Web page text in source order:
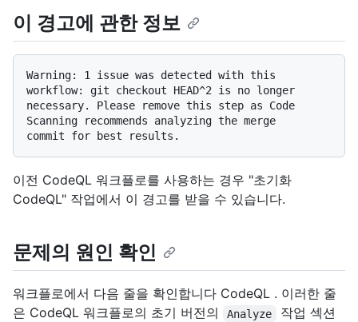
이 경고에 관한 정보
Warning: 1 issue was detected with this
workflow: git checkout HEAD^2 is no longer
necessary. Please remove this step as Code
Scanning recommends analyzing the merge
이전 CodeQL 워크플로를 사용하는 경우 "초기화
CodeQL" 작업에서 이 경고를 받을 수 있습니다.
문제의 원인 확인
워크플로에서 다음 줄을 확인합니다 CodeQL . 이러한 줄
은 CodeQL 워크플로의 초기 버전의
Analyze
작업 섹션